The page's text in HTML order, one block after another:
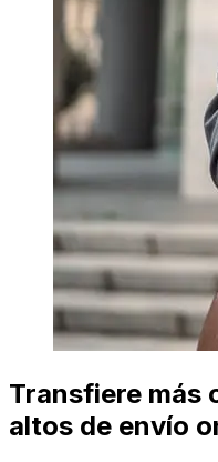
Transfiere más
altos de envío